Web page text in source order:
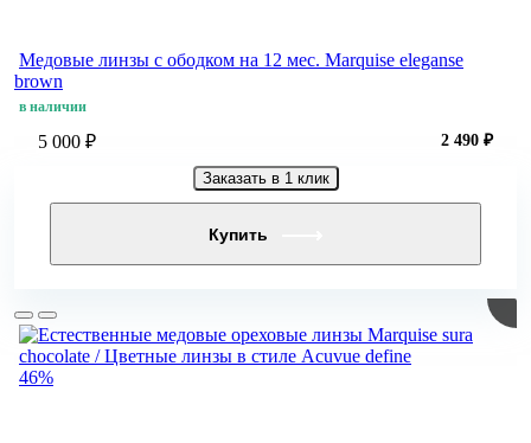
Медовые линзы с ободком на 12 мес. Marquise eleganse
brown
в наличии
5 000 ₽ 2 490 ₽
Заказать в 1 клик
46%